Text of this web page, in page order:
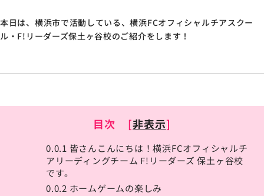
本日は、横浜市で活動している、横浜FCオフィシャルチアスクー
ル・F!リーダーズ保土ヶ谷校のご紹介をします！
目次 [非表示]
0.0.1 皆さんこんにちは！横浜FCオフィシャルチ
アリーディングチーム F!リーダーズ 保土ヶ谷校
です。
0.0.2 ホームゲームの楽しみ